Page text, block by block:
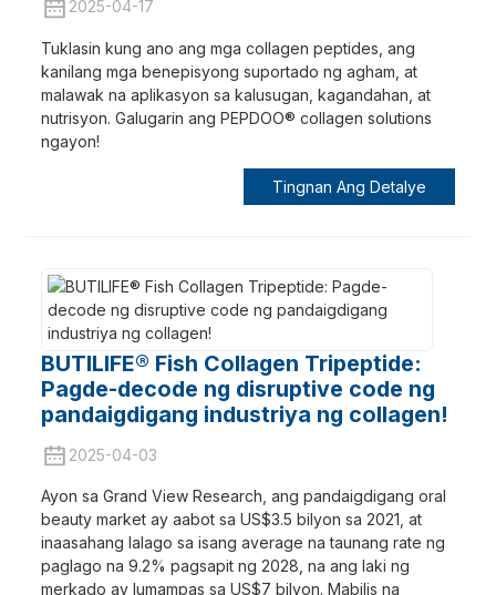
2025-04-17
Tuklasin kung ano ang mga collagen peptides, ang
kanilang mga benepisyong suportado ng agham, at
malawak na aplikasyon sa kalusugan, kagandahan, at
nutrisyon. Galugarin ang PEPDOO® collagen solutions
ngayon!
Tingnan Ang Detalye
BUTILIFE® Fish Collagen Tripeptide:
Pagde-decode ng disruptive code ng
pandaigdigang industriya ng collagen!
2025-04-03
Ayon sa Grand View Research, ang pandaigdigang oral
beauty market ay aabot sa US$3.5 bilyon sa 2021, at
inaasahang lalago sa isang average na taunang rate ng
paglago na 9.2% pagsapit ng 2028, na ang laki ng
merkado ay lumampas sa US$7 bilyon. Mabilis na